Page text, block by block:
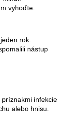
vyhoďte.
rok.
nástup
infekcie
alebo hnisu.